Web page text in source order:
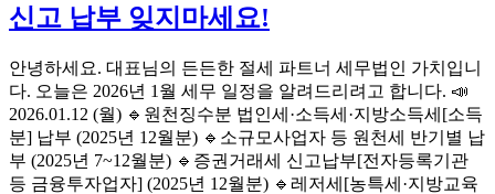
신고 납부 잊지마세요!
안녕하세요. 대표님의 든든한 절세 파트너 세무법인 가치입니
다. 오늘은 2026년 1월 세무 일정을 알려드리려고 합니다. 📣
2026.01.12 (월) 🔹원천징수분 법인세·소득세·지방소득세[소득
분] 납부 (2025년 12월분) 🔹소규모사업자 등 원천세 반기별 납
부 (2025년 7~12월분) 🔹증권거래세 신고납부[전자등록기관
등 금융투자업자] (2025년 12월분) 🔹레저세[농특세·지방교육